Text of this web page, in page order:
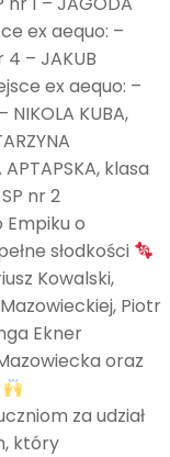
ex aequo: –
4 – JAKUB
ex aequo: –
NIKOLA KUBA,
klasa
nr 2
o
słodkości
Kowalski,
Piotr
Ekner
oraz
za udział
który